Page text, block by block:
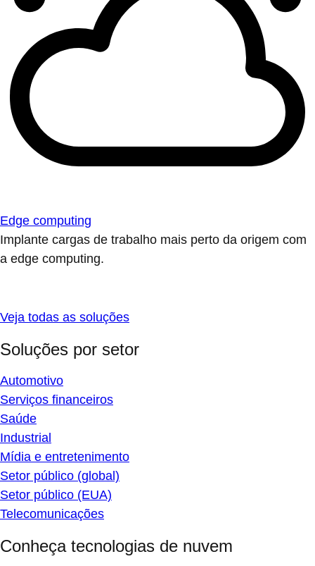
Edge computing
Implante cargas de trabalho mais perto da origem com
a edge computing.
Veja todas as soluções
Soluções por setor
Automotivo
Serviços financeiros
Saúde
Industrial
Mídia e entretenimento
Setor público (global)
Setor público (EUA)
Telecomunicações
Conheça tecnologias de nuvem